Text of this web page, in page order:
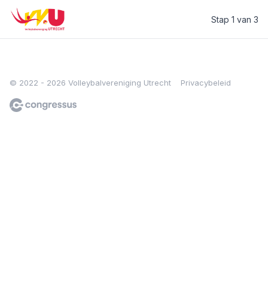
Volleybal Vereniging Utrecht
Stap 1 van 3
© 2022 - 2026 Volleybalvereniging Utrecht Privacybeleid